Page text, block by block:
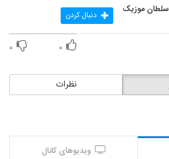
سلطان موزیک دنبال کردن
۰ ۰
نظرات
ویدیوهای کانال